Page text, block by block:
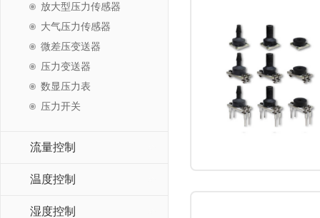
放大型压力传感器
大气压力传感器
微差压变送器
压力变送器
数显压力表
压力开关
流量控制
温度控制
湿度控制